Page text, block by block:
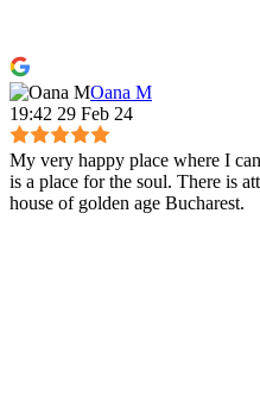
Oana M
19:42 29 Feb 24
My very happy place where I
is a place for the soul. There is
house of golden age Bucharest.